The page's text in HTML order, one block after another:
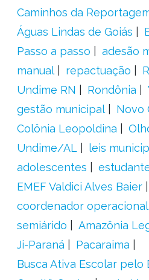
Caminhos da
Águas Lindas de Goiás
Passo a passo
adesão
manual
repactuação
Undime RN
Rondônia
gestão municipal
Novo
Colônia Leopoldina
Undime/AL
leis
adolescentes
EMEF Valdici Alves Baier
coordenador operacional
semiárido
Amazônia
Ji-Paraná
Pacaraima
Busca Ativa Escolar pelo